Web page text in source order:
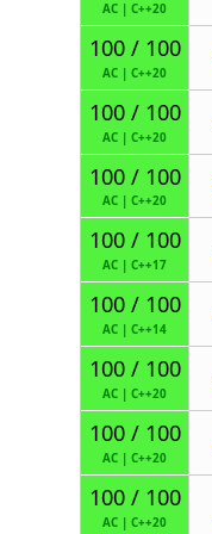
AC |C++20
100 / 100
AC |C++20
100 / 100
AC |C++20
100 / 100
AC |C++20
100 / 100
AC |C++17
100 / 100
AC |C++14
100 / 100
AC |C++20
100 / 100
AC |C++20
100 / 100
AC |C++20